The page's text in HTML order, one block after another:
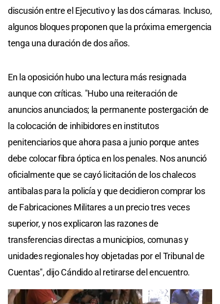
discusión entre el Ejecutivo y las dos cámaras. Incluso,
algunos bloques proponen que la próxima emergencia
tenga una duración de dos años.
En la oposición hubo una lectura más resignada
aunque con críticas. "Hubo una reiteración de
anuncios anunciados; la permanente postergación de
la colocación de inhibidores en institutos
penitenciarios que ahora pasa a junio porque antes
debe colocar fibra óptica en los penales. Nos anunció
oficialmente que se cayó licitación de los chalecos
antibalas para la policía y que decidieron comprar los
de Fabricaciones Militares a un precio tres veces
superior, y nos explicaron las razones de
transferencias directas a municipios, comunas y
unidades regionales hoy objetadas por el Tribunal de
Cuentas", dijo Cándido al retirarse del encuentro.